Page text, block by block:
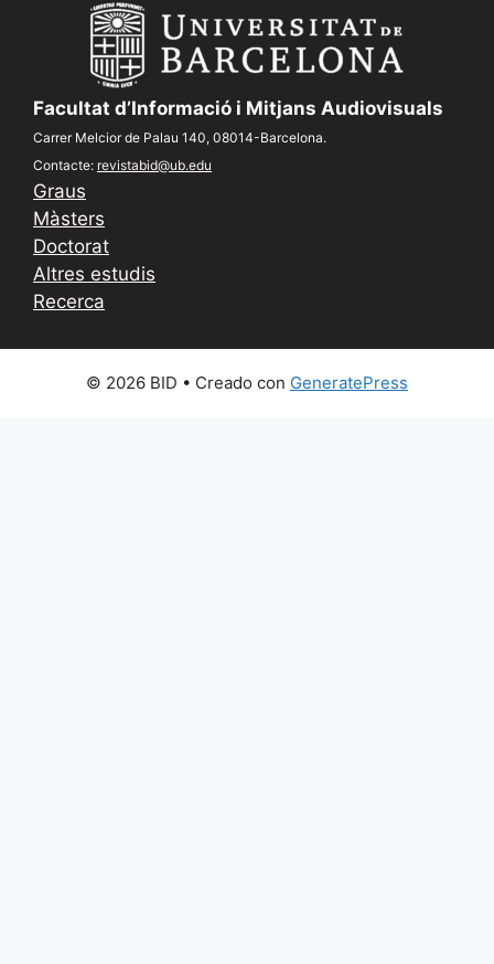
Facultat d’Informació i Mitjans Audiovisuals
Carrer Melcior de Palau 140, 08014-Barcelona.
Contacte: revistabid@ub.edu
Graus
Màsters
Doctorat
Altres estudis
Recerca
© 2026 BID • Creado con GeneratePress